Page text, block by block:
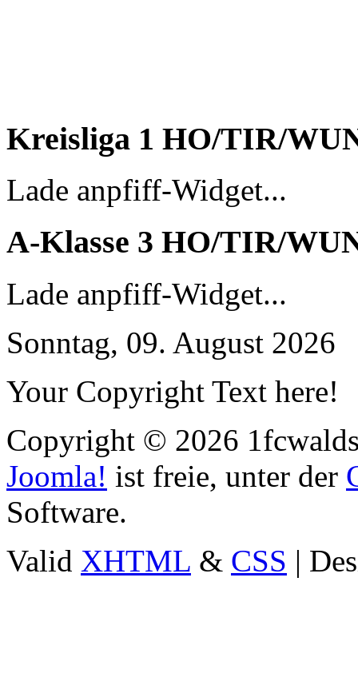
Kreisliga 1 HO/TIR/
Lade anpfiff-Widget...
A-Klasse 3 HO/TIR/
Lade anpfiff-Widget...
Sonntag, 09. August 2026
Your Copyright Text here!
Copyright © 2026
Joomla! ist freie, unter der
Software.
Valid XHTML & CSS |